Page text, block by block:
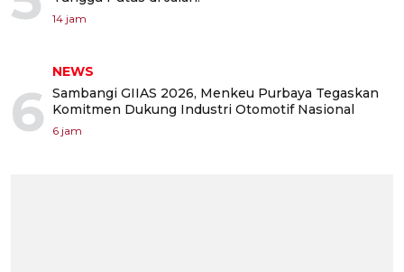
14 jam
6
NEWS
Sambangi GIIAS 2026, Menkeu Purbaya Tegaskan
Komitmen Dukung Industri Otomotif Nasional
6 jam